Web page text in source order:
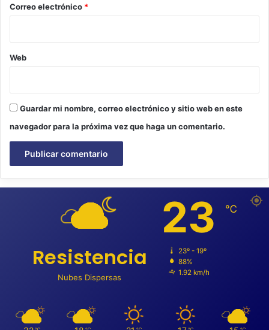
*
Correo electrónico *
Web
Guardar mi nombre, correo electrónico y sitio web en este
navegador para la próxima vez que haga un comentario.
Resistencia
Nubes Dispersas
23 ℃
23º - 19º
88%
1.92 km/h